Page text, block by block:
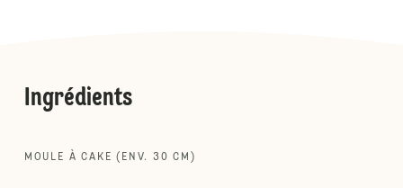
Ingrédients
MOULE À CAKE (ENV. 30 CM)